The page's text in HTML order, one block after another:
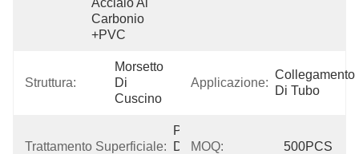
Acciaio Al
Carbonio
+PVC
Struttura:
Morsetto
Di
Cuscino
Applicazione:
Collegamento
Di Tubo
Trattamento Superficiale:
Placcatura
Dello MOQ: 500PCS